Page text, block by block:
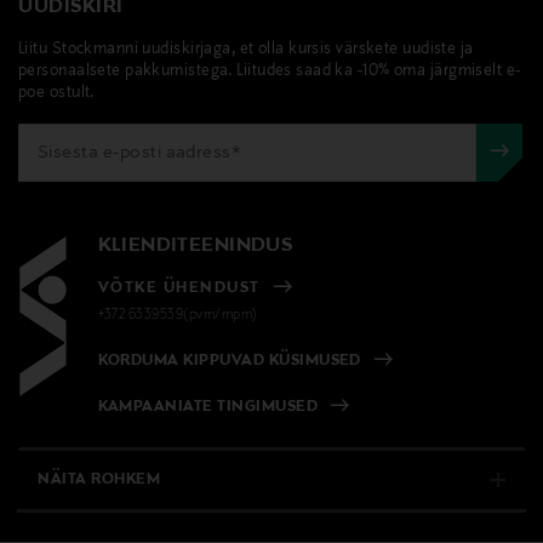
UUDISKIRI
Liitu Stockmanni uudiskirjaga, et olla kursis värskete uudiste ja
personaalsete pakkumistega. Liitudes saad ka -10% oma järgmiselt e-
poe ostult.
KLIENDITEENINDUS
VÕTKE ÜHENDUST
+372 6339539(pvm/mpm)
KORDUMA KIPPUVAD KÜSIMUSED
KAMPAANIATE TINGIMUSED
NÄITA ROHKEM